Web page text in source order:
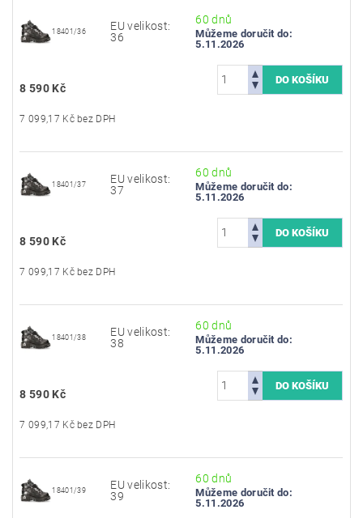
18401/36
EU velikost:
36
60 dnů
Můžeme doručit do:
5.11.2026
8 590 Kč
7 099,17 Kč bez DPH
18401/37
EU velikost:
37
60 dnů
Můžeme doručit do:
5.11.2026
8 590 Kč
7 099,17 Kč bez DPH
18401/38
EU velikost:
38
60 dnů
Můžeme doručit do:
5.11.2026
8 590 Kč
7 099,17 Kč bez DPH
18401/39
EU velikost:
39
60 dnů
Můžeme doručit do:
5.11.2026